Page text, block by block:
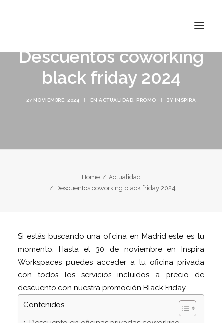
INSPIRA ATOCHA
TARIFAS
CONTACTO
Descuentos coworking
black friday 2024
27 NOVIEMBRE, 2024 | EN ACTUALIDAD PROMO | BY INSPIRA
Home
Actualidad
Descuentos coworking black friday 2024
Si estás buscando una oficina en Madrid este es tu
momento. Hasta el 30 de noviembre en Inspira
Workspaces puedes acceder a tu oficina privada
con todos los servicios incluidos a precio de
descuento con nuestra promoción Black Friday.
Contenidos